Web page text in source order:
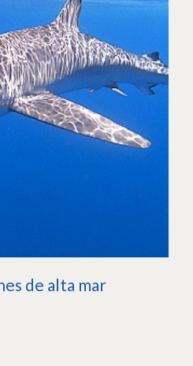
de alta mar